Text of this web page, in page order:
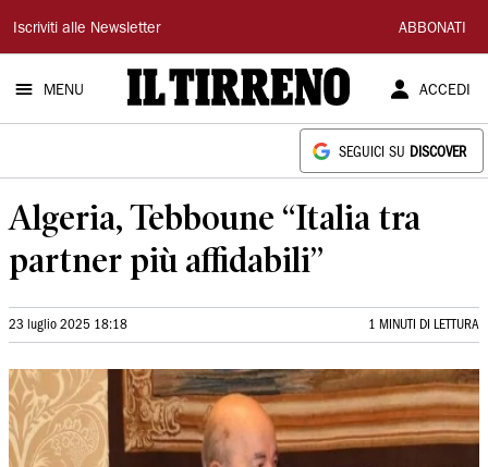
Il
Tirreno
Iscriviti alle Newsletter ABBONATI
MENU ACCEDI
SEGUICI SU DISCOVER
Algeria, Tebboune “Italia tra
partner più affidabili”
23 luglio 2025 18:18 1 MINUTI DI LETTURA